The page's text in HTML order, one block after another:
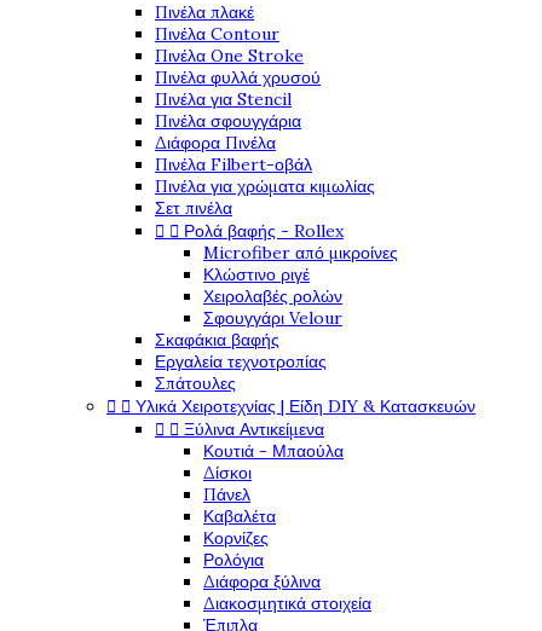
Πινέλα πλακέ
Πινέλα Contour
Πινέλα One Stroke
Πινέλα φυλλά χρυσού
Πινέλα για Stencil
Πινέλα σφουγγάρια
Διάφορα Πινέλα
Πινέλα Filbert-οβάλ
Πινέλα για χρώματα κιμωλίας
Σετ πινέλα
  Ρολά βαφής - Rollex
Microfiber από μικροίνες
Κλώστινο ριγέ
Χειρολαβές ρολών
Σφουγγάρι Velour
Σκαφάκια βαφής
Εργαλεία τεχνοτροπίας
Σπάτουλες
  Υλικά Χειροτεχνίας | Είδη DIY & Κατασκευών
  Ξύλινα Αντικείμενα
Κουτιά - Μπαούλα
Δίσκοι
Πάνελ
Καβαλέτα
Κορνίζες
Ρολόγια
Διάφορα ξύλινα
Διακοσμητικά στοιχεία
Έπιπλα